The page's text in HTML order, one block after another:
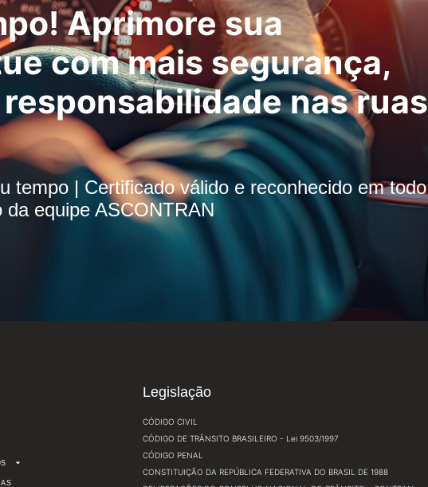
Aprimore sua
com mais segurança,
nas ruas
tempo | Certificado válido e reconhecido em todo
equipe ASCONTRAN
Legislação
CÓDIGO CIVIL
CÓDIGO DE TRÂNSITO BRASILEIRO - Lei 9503/1997
CÓDIGO PENAL
CONSTITUIÇÃO DA REPÚBLICA FEDERATIVA DO BRASIL DE 1988